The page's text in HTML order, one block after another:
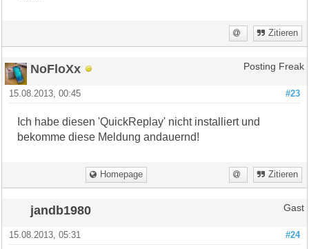
Zitieren
NoFloXx Posting Freak
#23
15.08.2013, 00:45
Ich habe diesen 'QuickReplay' nicht installiert und
bekomme diese Meldung andauernd!
Homepage Zitieren
jandb1980 Gast
#24
15.08.2013, 05:31